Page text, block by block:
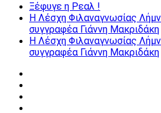
Ξέφυγε η Ρεαλ !
Η Λέσχη Φιλαναγνωσίας
συγγραφέα Γιάννη Μακριδάκη
Η Λέσχη Φιλαναγνωσίας
συγγραφέα Γιάννη Μακριδάκη